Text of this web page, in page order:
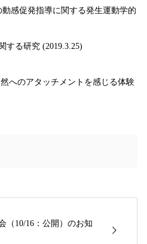
感促発指導に関する発生運動学的
る研究 (2019.3.25)
へのアタッチメントを感じる体験
（10/16：公開）のお知